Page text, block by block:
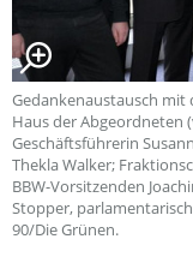
Gedankenaustausch mit
Haus der Abgeordneten
Geschäftsführerin
Thekla Walker;
BBW-Vorsitzenden
Stopper,
90/Die Grünen.